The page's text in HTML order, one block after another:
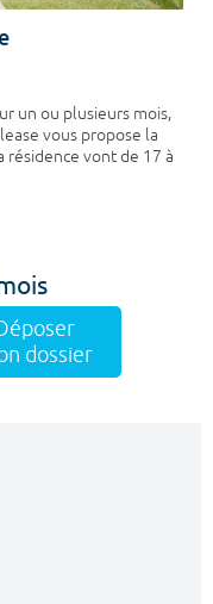
un ou plusieurs mois,
vous propose la
résidence vont de 17 à
dossier